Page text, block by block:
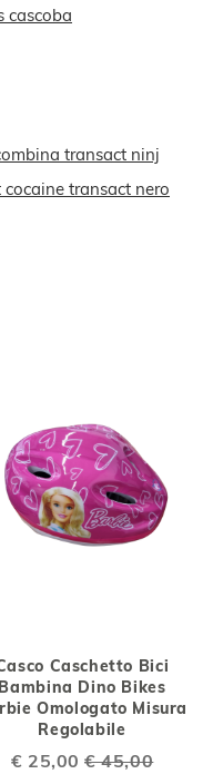
cascoba
transact ninj
transact nero
Caschetto Bici
Bambina Dino Bikes
Omologato Misura
Regolabile
Special
€ 25,00 € 45,00